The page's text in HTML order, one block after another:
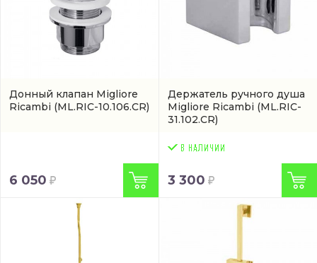
Донный клапан Migliore
Ricambi (ML.RIC-10.106.CR)
6 050
Держатель ручного душа
Migliore Ricambi (ML.RIC-
31.102.CR)
3 300